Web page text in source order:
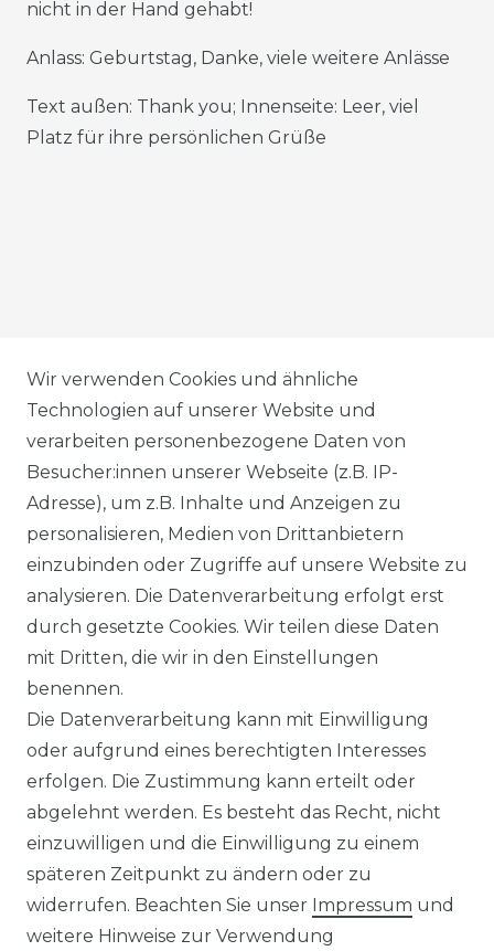
nicht in der Hand gehabt!
Anlass: Geburtstag, Danke, viele weitere Anlässe
Text außen: Thank you; Innenseite: Leer, viel
Platz für ihre persönlichen Grüße
AGB
DATENSCHUTZERKLÄRUNG
WIDERRUFSRECHT
IMPRESSUM
KONTAKT
Unsere Zahlungsmöglichkeiten
Wir versenden mit
Wir verwenden Cookies und ähnliche
Technologien auf unserer Website und
verarbeiten personenbezogene Daten von
Besucher:innen unserer Webseite (z.B. IP-
Adresse), um z.B. Inhalte und Anzeigen zu
personalisieren, Medien von Drittanbietern
einzubinden oder Zugriffe auf unsere Website zu
analysieren. Die Datenverarbeitung erfolgt erst
durch gesetzte Cookies. Wir teilen diese Daten
mit Dritten, die wir in den Einstellungen
benennen.
Die Datenverarbeitung kann mit Einwilligung
oder aufgrund eines berechtigten Interesses
erfolgen. Die Zustimmung kann erteilt oder
abgelehnt werden. Es besteht das Recht, nicht
einzuwilligen und die Einwilligung zu einem
späteren Zeitpunkt zu ändern oder zu
widerrufen. Beachten Sie unser Impressum und
weitere Hinweise zur Verwendung